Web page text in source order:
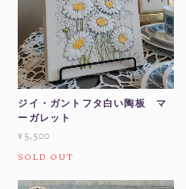
ジイ・ガントフタ白い陶板 マ
ーガレット
¥5,500
SOLD OUT